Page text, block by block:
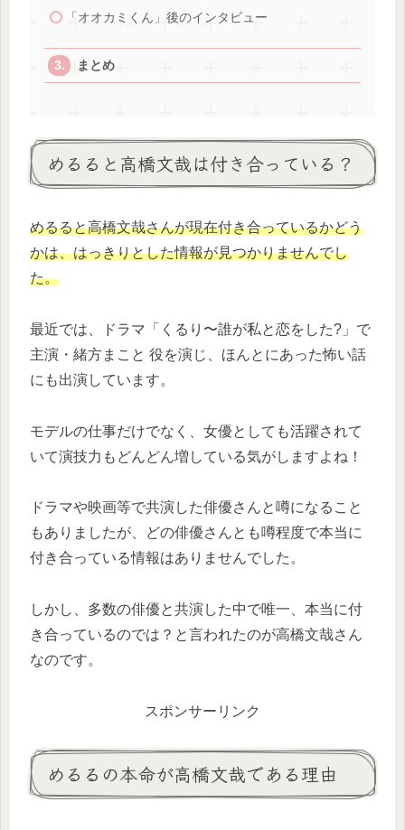
「オオカミくん」後のインタビュー
まとめ
めるると高橋文哉は付き合っている？
めるると高橋文哉さんが現在付き合っているかどう
かは、はっきりとした情報が見つかりませんでし
た。
最近では、ドラマ「くるり〜誰が私と恋をした?」で
主演・緒方まこと 役を演じ、ほんとにあった怖い話
にも出演しています。
モデルの仕事だけでなく、女優としても活躍されて
いて演技力もどんどん増している気がしますよね！
ドラマや映画等で共演した俳優さんと噂になること
もありましたが、どの俳優さんとも噂程度で本当に
付き合っている情報はありませんでした。
しかし、多数の俳優と共演した中で唯一、本当に付
き合っているのでは？と言われたのが高橋文哉さん
なのです。
スポンサーリンク
めるるの本命が高橋文哉である理由